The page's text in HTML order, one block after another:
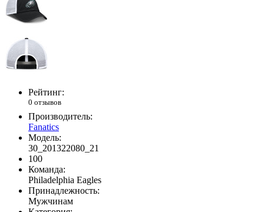
Рейтинг:
0 отзывов
Производитель:
Fanatics
Модель:
30_201322080_21
100
Команда:
Philadelphia Eagles
Принадлежность:
Мужчинам